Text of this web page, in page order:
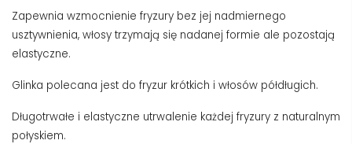
Zapewnia wzmocnienie fryzury bez jej nadmiernego
usztywnienia, włosy trzymają się nadanej formie ale pozostają
elastyczne.
Glinka polecana jest do fryzur krótkich i włosów półdługich.
Długotrwałe i elastyczne utrwalenie każdej fryzury z naturalnym
połyskiem.